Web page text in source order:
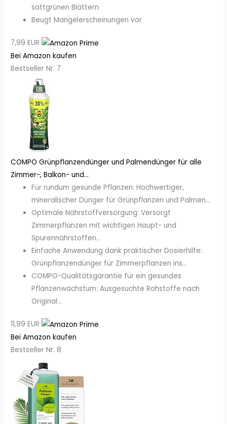
sattgrünen Blättern
Beugt Mangelerscheinungen vor
7,99 EUR
Bei Amazon kaufen
Bestseller Nr. 7
COMPO Grünpflanzendünger und Palmendünger für alle
Zimmer-, Balkon- und...
Für rundum gesunde Pflanzen: Hochwertiger,
mineralischer Dünger für Grünpflanzen und Palmen...
Optimale Nährstoffversorgung: Versorgt
Zimmerpflanzen mit wichtigen Haupt- und
Spurennährstoffen...
Einfache Anwendung dank praktischer Dosierhilfe:
Grünpflanzendünger für Zimmerpflanzen ins...
COMPO-Qualitätsgarantie für ein gesundes
Pflanzenwachstum: Ausgesuchte Rohstoffe nach
Original...
11,99 EUR
Bei Amazon kaufen
Bestseller Nr. 8